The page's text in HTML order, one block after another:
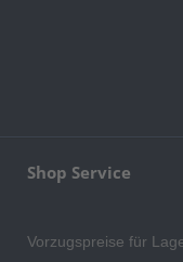
Shop Service
Vorzugspreise für